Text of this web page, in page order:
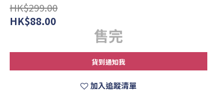
HK$299.00
HK$88.00
售完
貨到通知我
加入追蹤清單